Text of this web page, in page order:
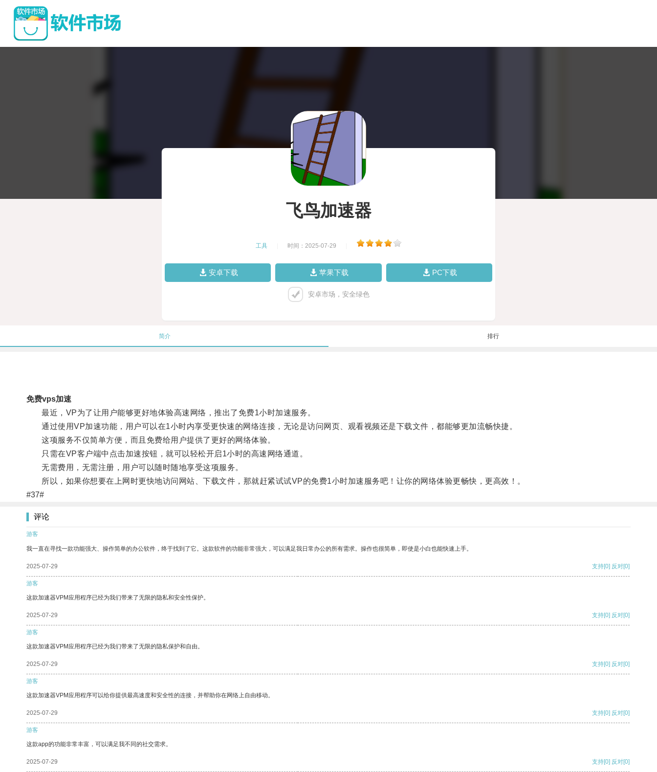
飞鸟加速器
工具 时间：2025-07-29
安卓下载 苹果下载 PC下载
安卓市场，安全绿色
简介 排行
免费vps加速
最近，VP为了让用户能够更好地体验高速网络，推出了免费1小时加速服务。
通过使用VP加速功能，用户可以在1小时内享受更快速的网络连接，无论是访问网页、观看视频还是下载文件，都能够更加流畅快捷。
这项服务不仅简单方便，而且免费给用户提供了更好的网络体验。
只需在VP客户端中点击加速按钮，就可以轻松开启1小时的高速网络通道。
无需费用，无需注册，用户可以随时随地享受这项服务。
所以，如果你想要在上网时更快地访问网站、下载文件，那就赶紧试试VP的免费1小时加速服务吧！让你的网络体验更畅快，更高效！。
#37#
评论
游客
我一直在寻找一款功能强大、操作简单的办公软件，终于找到了它。这款软件的功能非常强大，可以满足我日常办公的所有需求。操作也很简单，即使是小白也能快速上手。
2025-07-29 支持[0] 反对[0]
游客
这款加速器VPM应用程序已经为我们带来了无限的隐私和安全性保护。
2025-07-29 支持[0] 反对[0]
游客
这款加速器VPM应用程序已经为我们带来了无限的隐私保护和自由。
2025-07-29 支持[0] 反对[0]
游客
这款加速器VPM应用程序可以给你提供最高速度和安全性的连接，并帮助你在网络上自由移动。
2025-07-29 支持[0] 反对[0]
游客
这款app的功能非常丰富，可以满足我不同的社交需求。
2025-07-29 支持[0] 反对[0]